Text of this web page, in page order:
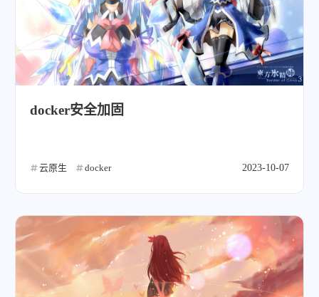
微信 支付宝
docker安全加固
云原生 docker 2023-10-07